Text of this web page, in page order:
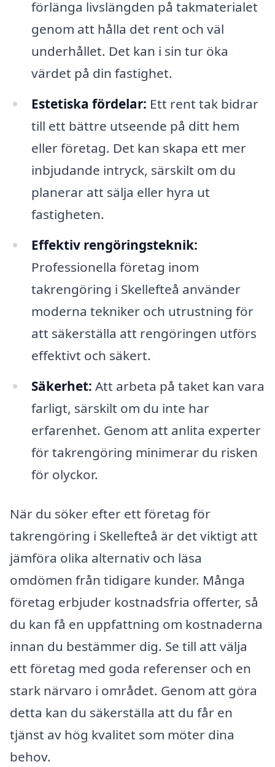
förlänga livslängden på takmaterialet
genom att hålla det rent och väl
underhållet. Det kan i sin tur öka
värdet på din fastighet.
Estetiska fördelar: Ett rent tak bidrar
till ett bättre utseende på ditt hem
eller företag. Det kan skapa ett mer
inbjudande intryck, särskilt om du
planerar att sälja eller hyra ut
fastigheten.
Effektiv rengöringsteknik:
Professionella företag inom
takrengöring i Skellefteå använder
moderna tekniker och utrustning för
att säkerställa att rengöringen utförs
effektivt och säkert.
Säkerhet: Att arbeta på taket kan vara
farligt, särskilt om du inte har
erfarenhet. Genom att anlita experter
för takrengöring minimerar du risken
för olyckor.
När du söker efter ett företag för
takrengöring i Skellefteå är det viktigt att
jämföra olika alternativ och läsa
omdömen från tidigare kunder. Många
företag erbjuder kostnadsfria offerter, så
du kan få en uppfattning om kostnaderna
innan du bestämmer dig. Se till att välja
ett företag med goda referenser och en
stark närvaro i området. Genom att göra
detta kan du säkerställa att du får en
tjänst av hög kvalitet som möter dina
behov.